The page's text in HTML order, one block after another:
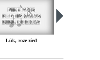
PIEEJAMS
PUBLISKAJĀS
BIBLIOTĒKĀS
Lūk, roze zied